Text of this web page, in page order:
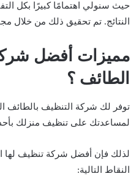
حيث سنولي اهتمامًا كبيرًا بكل
النتائج. تم تحقيق ذلك من خلال
مميزات أفضل
الطائف ؟
توفر لك شركة التنظيف بالطائف
لمساعدتك على تنظيف منزلك
لذلك فإن أفضل شركة تنظيف لها
النقاط التالية: